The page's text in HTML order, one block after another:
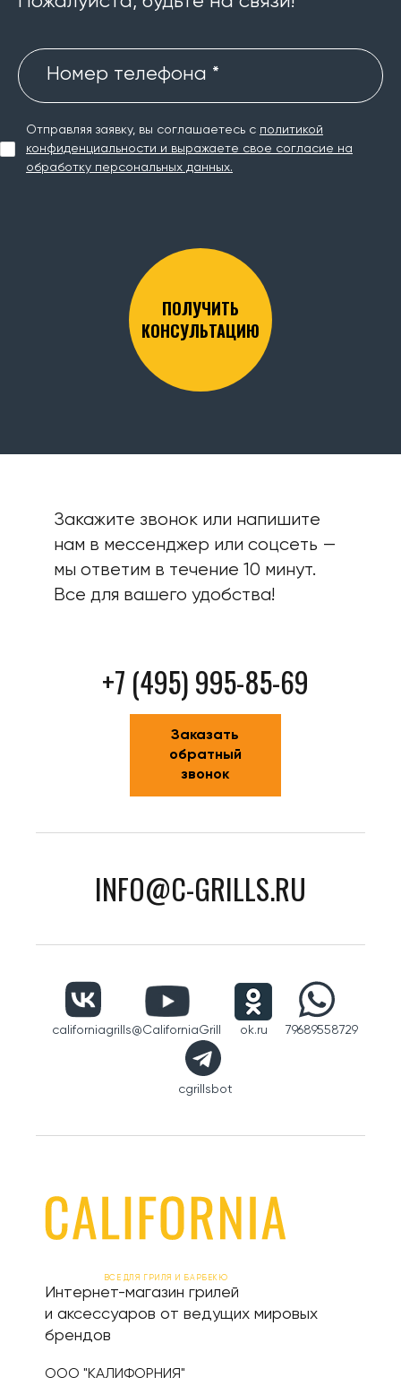
Номер телефона *
Отправляя заявку, вы соглашаетесь с политикой
конфиденциальности и выражаете свое согласие на
обработку персональных данных.
ПОЛУЧИТЬ
КОНСУЛЬТАЦИЮ
Закажите звонок или напишите
нам в мессенджер или соцсеть —
мы ответим в течение 10 минут.
Все для вашего удобства!
+7 (495) 995-85-69
Заказать
обратный
звонок
INFO@C-GRILLS.RU
californiagrills@CaliforniaGrill ok.ru 79689558729
cgrillsbot
ВСЕ ДЛЯ ГРИЛЯ И БАРБЕКЮ
Интернет-магазин грилей
и аксессуаров от ведущих мировых
брендов
ООО "КАЛИФОРНИЯ"